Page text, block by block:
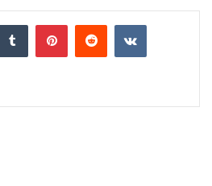
TumblrPinterestRedditVKontakte